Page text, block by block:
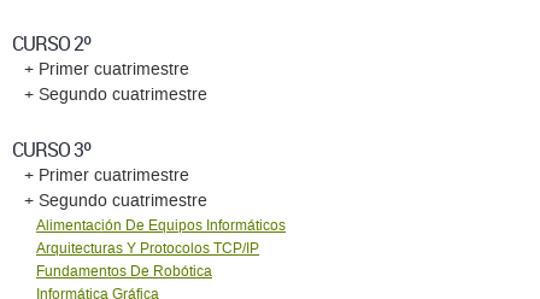
CURSO 2º
+ Primer cuatrimestre
+ Segundo cuatrimestre
CURSO 3º
+ Primer cuatrimestre
+ Segundo cuatrimestre
Alimentación De Equipos Informáticos
Arquitecturas Y Protocolos TCP/IP
Fundamentos De Robótica
Informática Gráfica